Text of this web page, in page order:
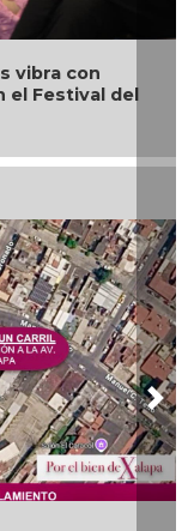
vibra con
el Festival del